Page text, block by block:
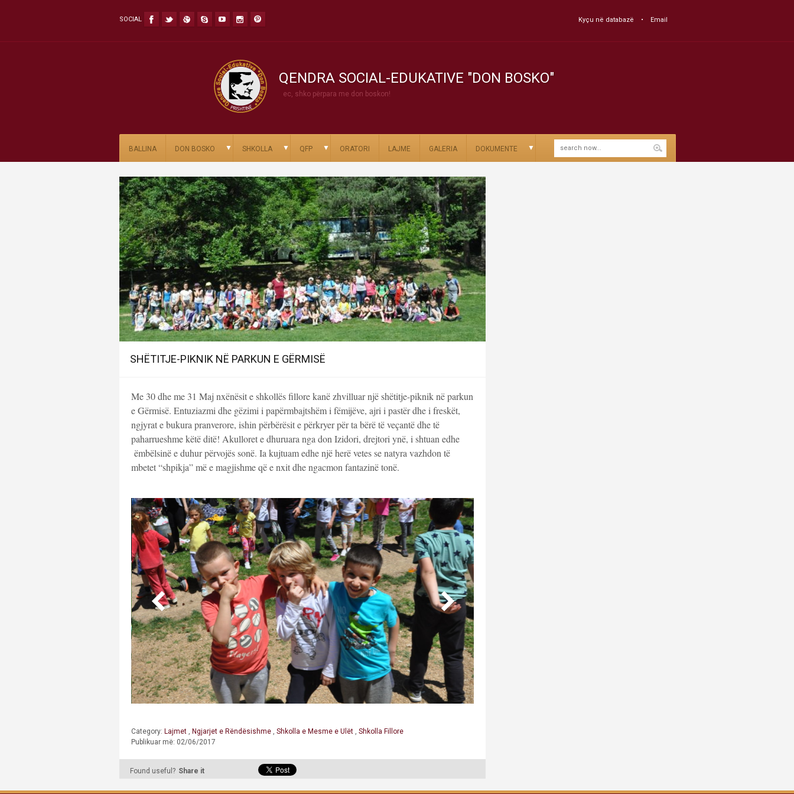
SOCIAL Kyçu në databazë Email
QENDRA SOCIAL-EDUKATIVE "DON BOSKO"
ec, shko përpara me don boskon!
BALLINA DON BOSKO ▼ SHKOLLA ▼ QFP ▼ ORATORI LAJME GALERIA DOKUMENTE ▼
SHËTITJE-PIKNIK NË PARKUN E GËRMISË
Me 30 dhe me 31 Maj nxënësit e shkollës fillore kanë zhvilluar një shëtitje-piknik në parkun
e Gërmisë. Entuziazmi dhe gëzimi i papërmbajtshëm i fëmijëve, ajri i pastër dhe i freskët,
ngjyrat e bukura pranverore, ishin përbërësit e përkryer për ta bërë të veçantë dhe të
paharrueshme këtë ditë! Akulloret e dhuruara nga don Izidori, drejtori ynë, i shtuan edhe
ëmbëlsinë e duhur përvojës sonë. Ia kujtuam edhe një herë vetes se natyra vazhdon të
mbetet “shpikja” më e magjishme që e nxit dhe ngacmon fantazinë tonë.
Category: Lajmet , Ngjarjet e Rëndësishme , Shkolla e Mesme e Ulët , Shkolla Fillore
Publikuar më: 02/06/2017
Found useful? Share it